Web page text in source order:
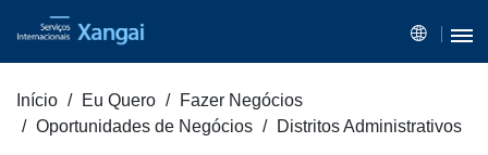
Início Eu Quero
Fazer Negócios
Oportunidades de Negócios
Distritos Administrativos